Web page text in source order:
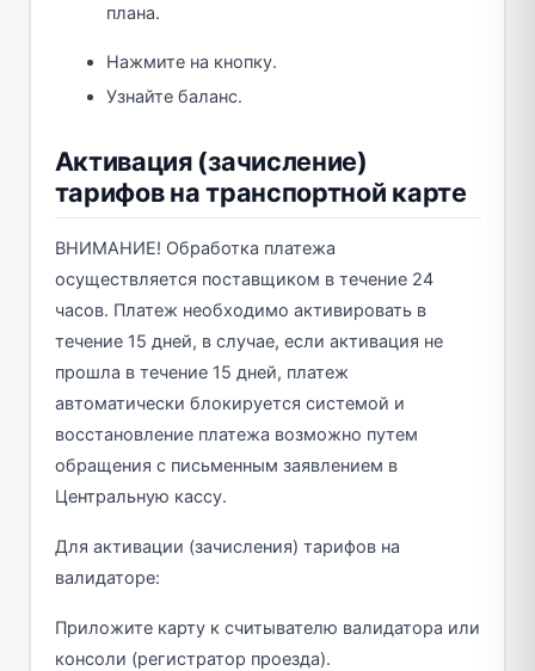
плана.
Нажмите на кнопку.
Узнайте баланс.
Активация (зачисление)
тарифов на транспортной карте
ВНИМАНИЕ! Обработка платежа
осуществляется поставщиком в течение 24
часов. Платеж необходимо активировать в
течение 15 дней, в случае, если активация не
прошла в течение 15 дней, платеж
автоматически блокируется системой и
восстановление платежа возможно путем
обращения с письменным заявлением в
Центральную кассу.
Для активации (зачисления) тарифов на
валидаторе:
Приложите карту к считывателю валидатора или
консоли (регистратор проезда).